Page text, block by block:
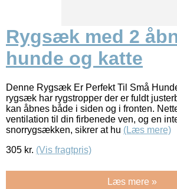
Rygsæk med 2
hunde og katte
Denne Rygsæk Er Perfekt Til Små
rygsæk har rygstropper der er fuldt
kan åbnes både i siden og i fronten.
ventilation til din firbenede ven, og en
snorrygsækken, sikrer at hu (Læs mere)
305 kr. (Vis fragtpris)
Læs mere »